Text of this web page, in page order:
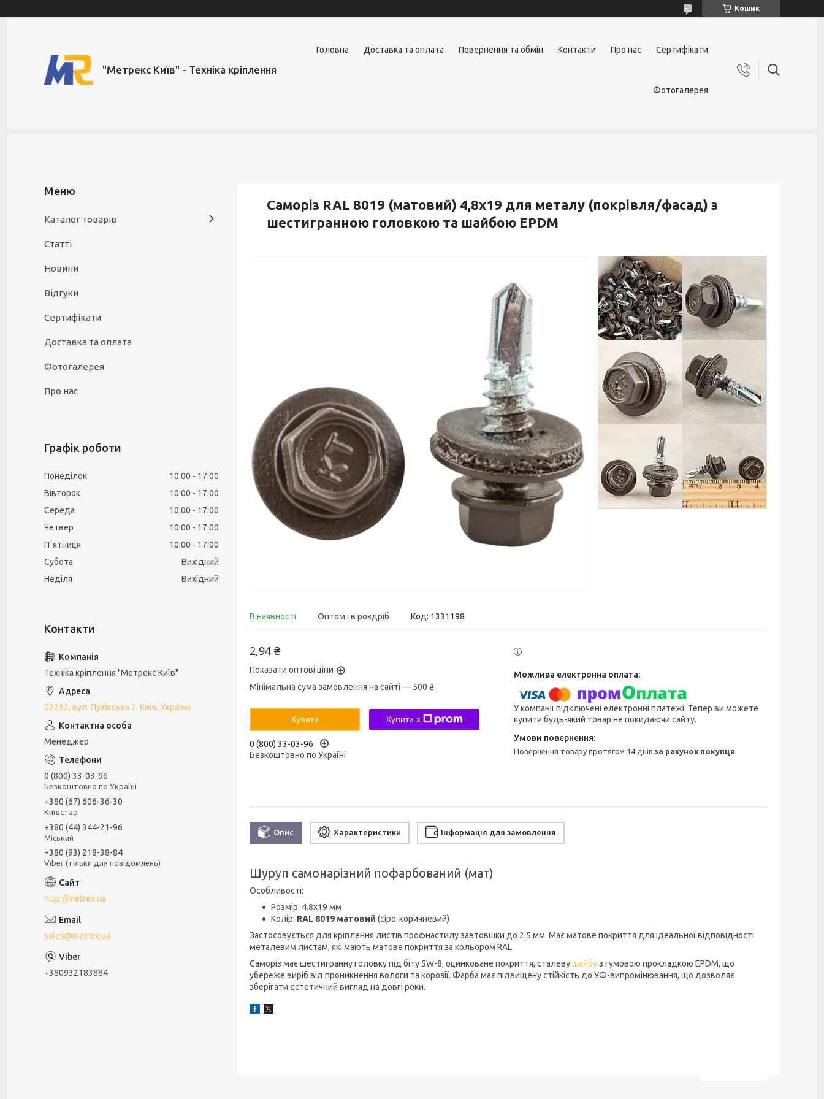
Кошик
"Метрекс Київ" - Техніка кріплення
Головна Доставка та оплата Повернення та обмін Контакти Про нас Сертифікати
Фотогалерея
Саморіз RAL 8019 (матовий) 4,8х19 для металу (покрівля/фасад) з
шестигранною головкою та шайбою EPDM
В наявності Оптом і в роздріб Код: 1331198
2,94 ₴
Показати оптові ціни
Мінімальна сума замовлення на сайті — 500 ₴
Купити Купити з
0 (800) 33-03-96
Безкоштовно по Україні
У компанії підключені електронні платежі. Тепер ви можете
купити будь-який товар не покидаючи сайту.
повернення товару протягом 14 днівза рахунок покупця
Опис Характеристики Інформація для замовлення
Шуруп самонарізний пофарбований (мат)
Особливості:
Розмір: 4.8х19 мм
Колір: RAL 8019 матовий (сіро-коричневий)
Застосовується для кріплення листів профнастилу завтовшки до 2.5 мм. Має матове покриття для ідеальної відповідності
металевим листам, які мають матове покриття за кольором RAL.
Саморіз має шестигранну головку під біту SW-8, оцинковане покриття, сталевушайбуз гумовою прокладкою EPDM, що
убереже виріб від проникнення вологи та корозії. Фарба має підвищену стійкість до УФ-випромінювання, що дозволяє
зберігати естетичний вигляд на довгі роки.
Каталог товарів
Статті
Новини
Відгуки
Сертифікати
Доставка та оплата
Фотогалерея
Про нас
Графік роботи
Понеділок 10:00
17:00
Вівторок
10:00
17:00
Середа
10:00
17:00
Четвер
10:00
17:00
Пʼятниця
10:00
17:00
Субота
Вихідний
Неділя
Вихідний
Техніка кріплення "Метрекс Київ"
02232, вул. Пухівська 2, Київ, Україна
Менеджер
0 (800) 33-03-96
Безкоштовно по Україні
+380 (67) 606-36-30
Київстар
+380 (44) 344-21-96
Міський
+380 (93) 218-38-84
Viber (тільки для повідомлень)
http://metrex.ua
sales@metrex.ua
+380932183884